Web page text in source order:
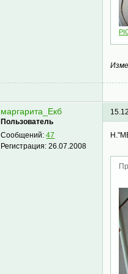
маргарита_Екб
Пользователь
Сообщений:47
Регистрация:26.07.2008